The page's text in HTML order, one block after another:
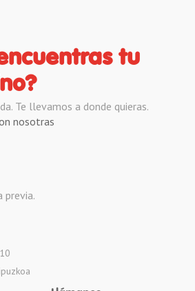
tu
Te llevamos a donde quieras.
nosotras
previa.